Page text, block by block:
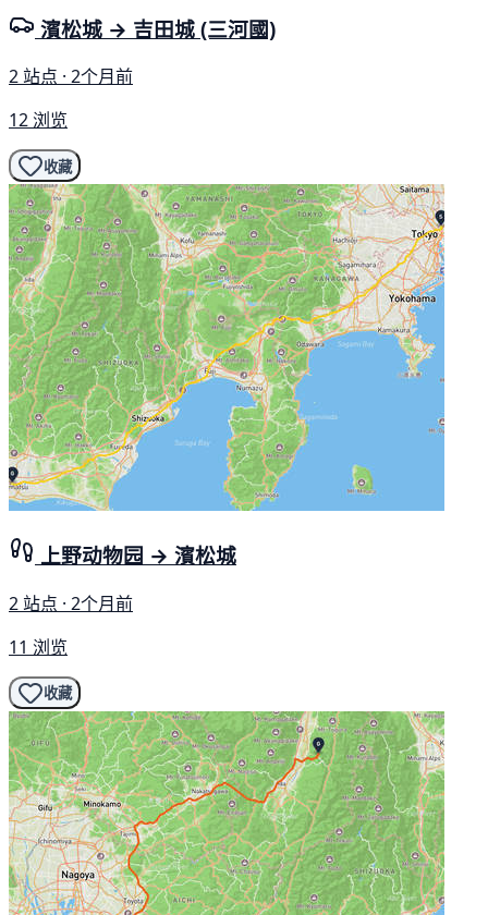
濱松城 → 吉田城 (三河國)
2 站点 · 2个月前
12 浏览
收藏
上野动物园 → 濱松城
2 站点 · 2个月前
11 浏览
收藏